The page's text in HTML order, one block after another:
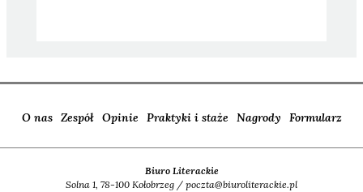
O nas Zespół Opinie Praktyki i staże Nagrody Formularz
Biuro Literackie
Solna 1, 78-100 Kołobrzeg / poczta@biuroliterackie.pl